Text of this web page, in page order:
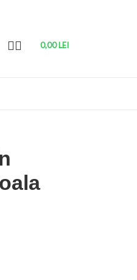
0,00LEI